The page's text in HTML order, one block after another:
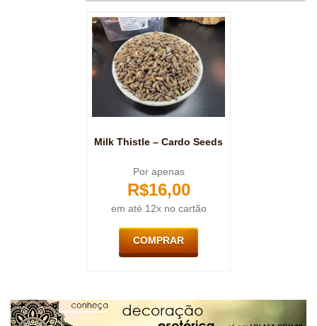
Milk Thistle – Cardo Seeds
Por apenas
R$16,00
em até 12x no cartão
COMPRAR